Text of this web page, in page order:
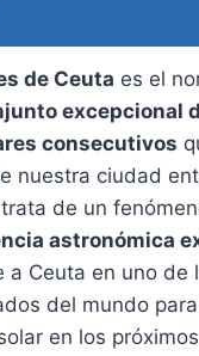
de Ceuta es el
excepcional
consecutivos
nuestra ciudad
de un
astronómica
a Ceuta en uno de
del mundo
en los